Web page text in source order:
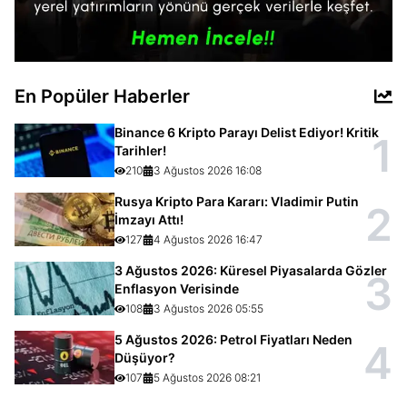
En Popüler Haberler
Binance 6 Kripto Parayı Delist Ediyor! Kritik
Tarihler!
210 3 Ağustos 2026 16:08 1
Rusya Kripto Para Kararı: Vladimir Putin
İmzayı Attı!
127 4 Ağustos 2026 16:47 2
3 Ağustos 2026: Küresel Piyasalarda Gözler
Enflasyon Verisinde
108 3 Ağustos 2026 05:55 3
5 Ağustos 2026: Petrol Fiyatları Neden
Düşüyor?
107 5 Ağustos 2026 08:21 4